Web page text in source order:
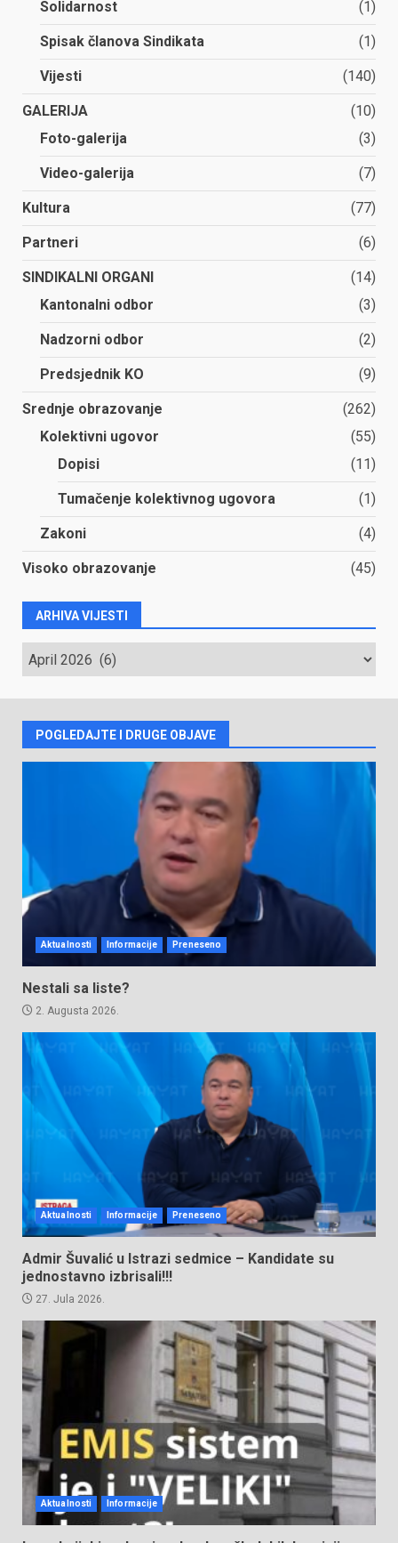
Solidarnost (1)
Spisak članova Sindikata (1)
Vijesti (140)
GALERIJA
(10)
Foto-galerija
(3)
Video-galerija (7)
Kultura (77)
Partneri (6)
SINDIKALNI ORGANI
(14)
Kantonalni odbor
(3)
Nadzorni odbor (2)
Predsjednik KO (9)
Srednje obrazovanje
(262)
Kolektivni ugovor
(55)
Dopisi
(11)
Tumačenje kolektivnog ugovora (1)
Zakoni (4)
Visoko obrazovanje (45)
ARHIVA VIJESTI
ARHIVA
VIJESTI
POGLEDAJTE I DRUGE OBJAVE
Aktualnosti Informacije Preneseno
Nestali sa liste?
2. Augusta 2026.
Aktualnosti Informacije Preneseno
Admir Šuvalić u Istrazi sedmice – Kandidate su
jednostavno izbrisali!!!
27. Jula 2026.
Aktualnosti Informacije